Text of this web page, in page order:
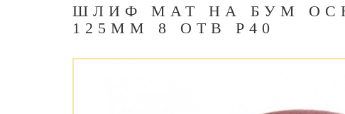
ШЛИФ МАТ НА БУМ
125ММ 8 ОТВ P40